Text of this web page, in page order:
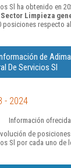
Sl ha obtenido en
Limpieza
respecto al
de
De Servicios Sl
- 2024
Información
de posiciones
Sl por cada uno de